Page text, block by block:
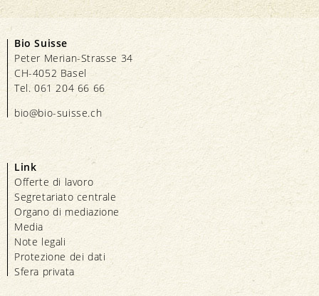
Bio Suisse
Peter Merian-Strasse 34
CH-4052 Basel
Tel. 061 204 66 66
bio@bio-suisse.ch
Link
Offerte di lavoro
Segretariato centrale
Organo di mediazione
Media
Note legali
Protezione dei dati
Sfera privata